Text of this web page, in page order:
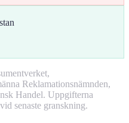
Reklamationsnämnden,
Handel. Uppgifterna
senaste granskning.